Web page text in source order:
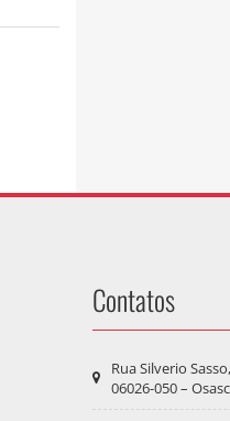
Contatos
Rua Silverio
06026-050 –